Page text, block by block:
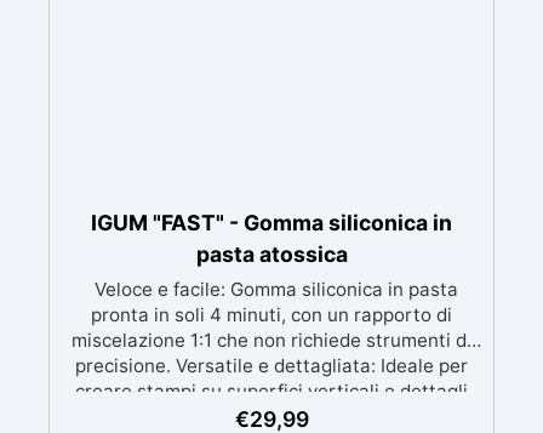
IGUM "FAST" - Gomma siliconica in
pasta atossica
Veloce e facile: Gomma siliconica in pasta
pronta in soli 4 minuti, con un rapporto di
miscelazione 1:1 che non richiede strumenti di
precisione. Versatile e dettagliata: Ideale per
creare stampi su superfici verticali e dettagli
intricati, compatibile con resine, gesso, cera,
€29,99